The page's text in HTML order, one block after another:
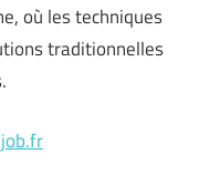
où les techniques
traditionnelles